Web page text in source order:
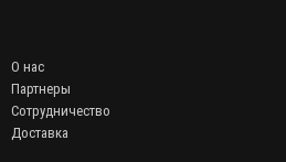
О нас
Партнеры
Сотрудничество
Доставка